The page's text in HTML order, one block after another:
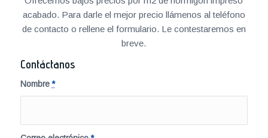
acabado. Para darle el mejor precio llámenos al teléfono
de contacto o rellene el formulario. Le contestaremos en
breve.
Contáctanos
Nombre*